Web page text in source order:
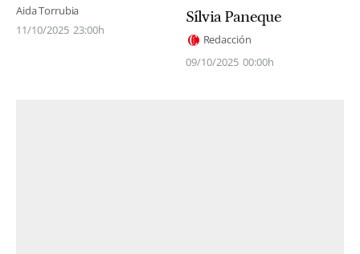
Aida Torrubia
11/10/2025 23:00h
Sílvia Paneque
Redacción
09/10/2025 00:00h